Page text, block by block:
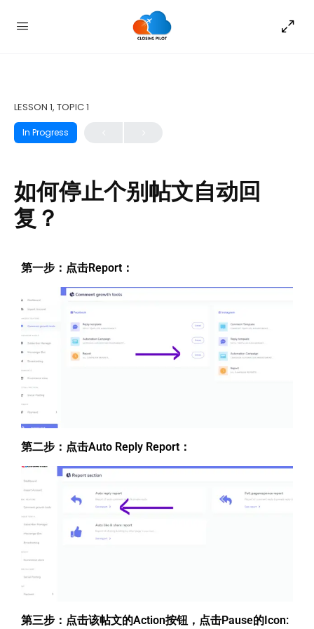
LESSON 1, TOPIC 1
In Progress
如何停止个别帖文自动回
复？
第一步：点击Report：
第二步：点击Auto Reply Report：
第三步：点击该帖文的Action按钮，点击Pause的Icon: